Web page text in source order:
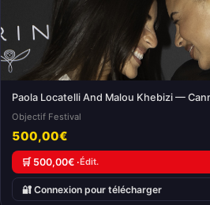
Objectif Festival
500,00€
🛒 500,00€ ·Édit.
🔐 Connexion pour télécharger